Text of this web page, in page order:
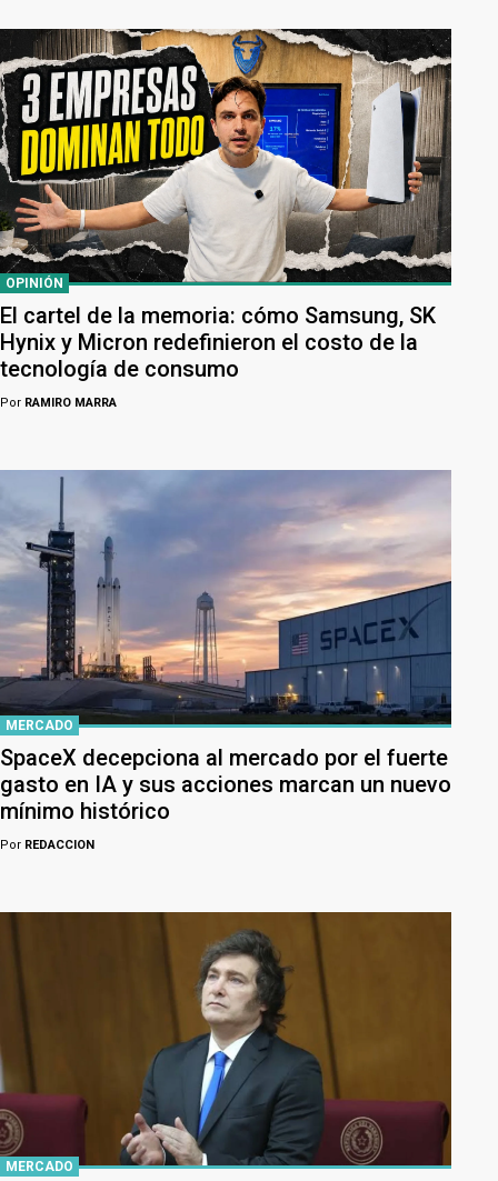
OPINIÓN
El cartel de la memoria: cómo Samsung, SK
Hynix y Micron redefinieron el costo de la
tecnología de consumo
Por RAMIRO MARRA
MERCADO
SpaceX decepciona al mercado por el fuerte
gasto en IA y sus acciones marcan un nuevo
mínimo histórico
Por REDACCION
MERCADO